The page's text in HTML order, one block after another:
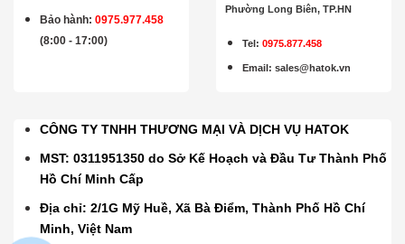
Bảo hành:0975.977.458
(8:00 - 17:00)
Phường Long Biên, TP.HN
Tel: 0975.877.458
Email:sales@hatok.vn
CÔNG TY TNHH THƯƠNG MẠI VÀ DỊCH VỤ HATOK
MST: 0311951350 do Sở Kế Hoạch và Đầu Tư Thành Phố
Hồ Chí Minh Cấp
Địa chỉ: 2/1G Mỹ Huề, Xã Bà Điểm, Thành Phố Hồ Chí
Minh, Việt Nam